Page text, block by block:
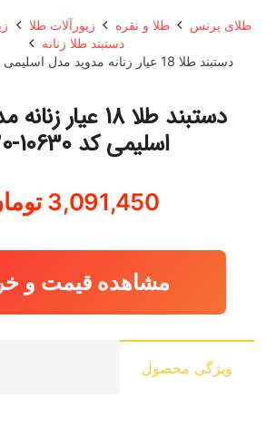
طلای پرنس طلا و نقره زیورآلات طلا
دستبند طلا زنانه
دستبند طلا 18 عیار زنانه مدوپد مدل اسلیمی کد D20-10630
دستبند طلا 18
اسلیمی کد D20-10630
3,091,450
مشاهده قیمت و
ویژگی محصول